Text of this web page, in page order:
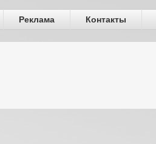
Реклама Контакты